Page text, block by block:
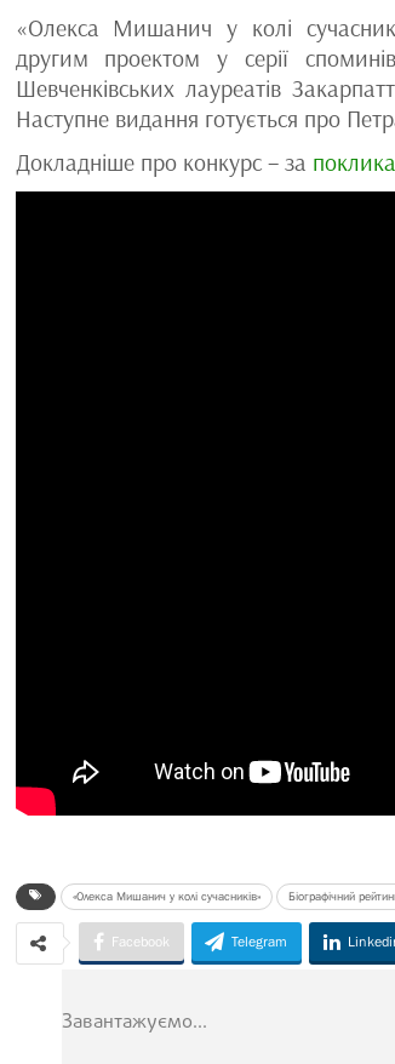
«Олекса Мишанич у колі
другим проектом у серії
Шевченківських лауреатів
Наступне видання готується про
Докладніше про конкурс − за
«Олекса Мишанич у колі сучасників» Біографічний
Facebook Telegram
Завантажуємо...